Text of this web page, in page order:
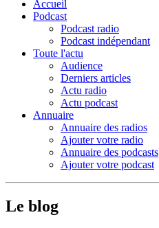
Accueil
Podcast
Podcast radio
Podcast indépendant
Toute l'actu
Audience
Derniers articles
Actu radio
Actu podcast
Annuaire
Annuaire des radios
Ajouter votre radio
Annuaire des podcasts
Ajouter votre podcast
Le blog